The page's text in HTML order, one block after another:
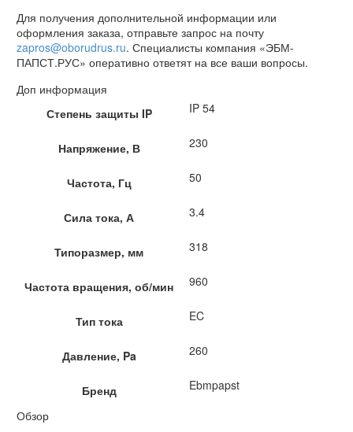
Для получения дополнительной информации или
оформления заказа, отправьте запрос на почту
zapros@oborudrus.ru. Специалисты компания «ЭБМ-
ПАПСТ.РУС» оперативно ответят на все ваши вопросы.
Доп информация
Степень защиты IP
IP 54
Напряжение, В 230
Частота, Гц 50
Сила тока, А 3.4
Типоразмер, мм 318
Частота вращения, об/мин 960
Тип тока EC
Давление, Pa 260
Бренд
Ebmpapst
Обзор